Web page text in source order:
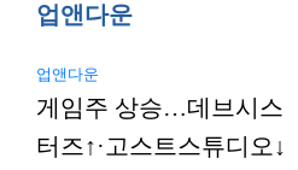
업앤다운
업앤다운
게임주 상승…데브시스
터즈↑·고스트스튜디오↓